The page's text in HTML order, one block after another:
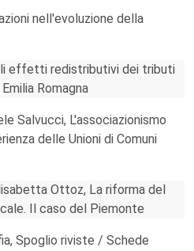
nell'evoluzione della
effetti redistributivi dei tributi
Romagna
Salvucci, L'associazionismo
delle Unioni di Comuni
Ottoz, La riforma del
Il caso del Piemonte
Spoglio riviste / Schede